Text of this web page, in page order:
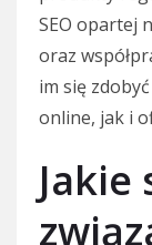
SEO opartej
oraz
im się
online, jak i
Jakie